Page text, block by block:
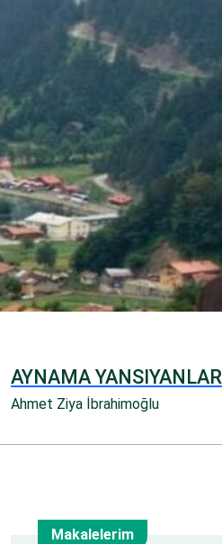
AYNAMA YANSIYANLAR
Ahmet Ziya İbrahimoğlu
Makalelerim